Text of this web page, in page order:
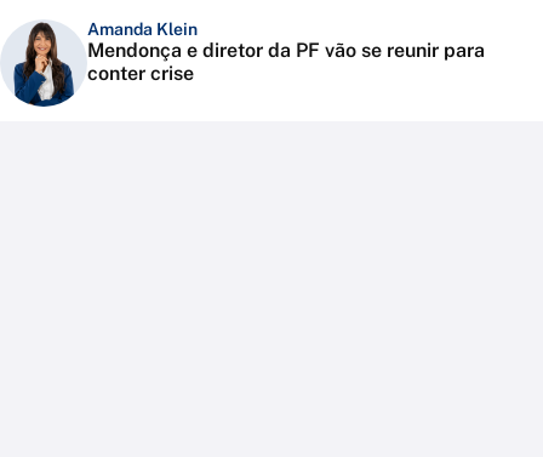
Amanda Klein
Mendonça e diretor da PF vão se reunir para
conter crise